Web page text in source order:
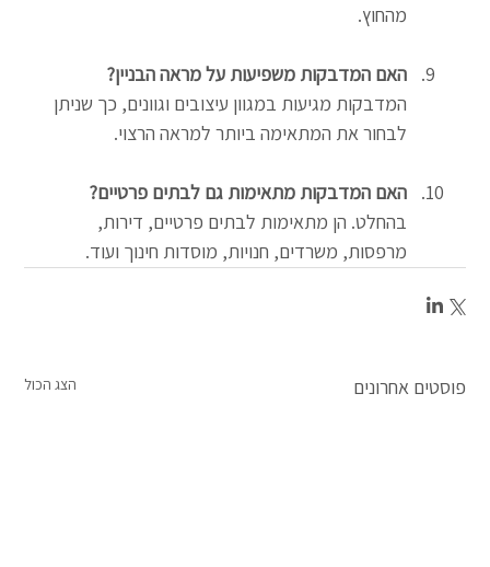
מהחוץ.
האם המדבקות משפיעות על מראה הבניין?
המדבקות מגיעות במגוון עיצובים וגוונים, כך שניתן
לבחור את המתאימה ביותר למראה הרצוי.
האם המדבקות מתאימות גם לבתים פרטיים?
בהחלט. הן מתאימות לבתים פרטיים, דירות,
מרפסות, משרדים, חנויות, מוסדות חינוך ועוד.
פוסטים אחרונים הצג הכול